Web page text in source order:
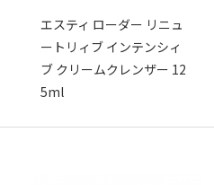
エスティ ローダー リニュ
ートリィブ インテンシィ
ブ クリームクレンザー 12
5ml